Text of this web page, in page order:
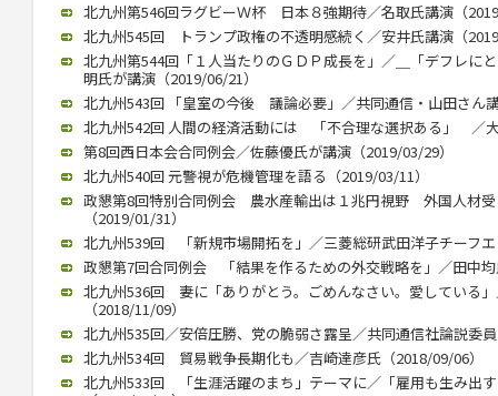
北九州第546回ラグビーＷ杯 日本８強期待／名取氏講演（
北九州545回 トランプ政権の不透明感続く／安井氏講演（
北九州第544回「１人当たりのＧＤＰ成長を」／＿「デフレに
明氏が講演（2019/06/21）
北九州543回 「皇室の今後 議論必要」／共同通信・山田さん
北九州542回 人間の経済活動には 「不合理な選択ある」 ／
第8回西日本会合同例会／佐藤優氏が講演（2019/03/29）
北九州540回 元警視が危機管理を語る（2019/03/11）
政懇第8回特別合同例会 農水産輸出は１兆円視野 外国人材受
（2019/01/31）
北九州539回 「新規市場開拓を」／三菱総研武田洋子チーフ
政懇第7回合同例会 「結果を作るための外交戦略を」／田中
北九州536回 妻に「ありがとう。ごめんなさい。愛している
（2018/11/09）
北九州535回／安倍圧勝、党の脆弱さ露呈／共同通信社論説委
北九州534回 貿易戦争長期化も／吉崎達彦氏（2018/09/06）
北九州533回 「生涯活躍のまち」テーマに／「雇用も生み出